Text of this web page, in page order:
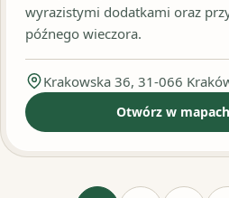
wyrazistymi dodatkami oraz
późnego wieczora.
Krakowska 36, 31-066
Otwórz w mapach
: